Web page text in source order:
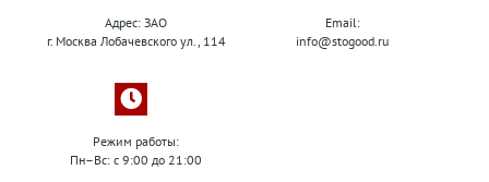
Адрес: ЗАО
г. Москва Лобачевского ул., 114
Email:
info@stogood.ru
Режим работы:
Пн–Вс: с 9:00 до 21:00